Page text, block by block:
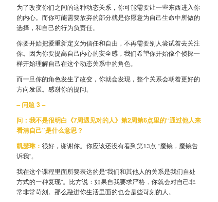
为了改变你们之间的这种动态关系，你可能需要让一些东西进入你
的内心。而你可能需要放弃的部分就是你愿意为自己生命中所做的
选择，和自己的行为负责任。
你要开始把爱重新定义为信任和自由，不再需要别人尝试着去关注
你。因为你要提高自己内心的安全感，我们希望你开始像个侦探一
样开始理解自己在这个动态关系中的角色。
而一旦你的角色发生了改变，你就会发现，整个关系会朝着更好的
方向发展。感谢你的提问。
– 问题 3 –
问：我不是很明白《7周遇见对的人》第2周第6点里的“通过他人来
看清自己”是什么意思？
凯瑟琳： 很好，谢谢你。你应该还没有看到第13点 “魔镜，魔镜告
诉我”。
我在这个课程里面所要表达的是“我们和其他人的关系是我们自处
方式的一种复现”。比方说：如果自我要求严格，你就会对自己非
常非常苛刻。那么融进你生活里面的也会是些苛刻的人。